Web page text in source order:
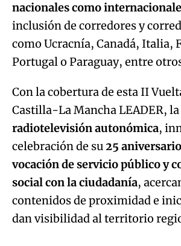
nacionales como
inclusión de corredores y
como Ucracnía, Canadá, Italia,
Portugal o Paraguay, entre
Con la cobertura de esta II
Castilla-La Mancha LEADER, la
radiotelevisión autonómica,
celebración de su25 aniversario
vocación de servicio público y
social con la ciudadanía,
contenidos de proximidad e
dan visibilidad al territorio